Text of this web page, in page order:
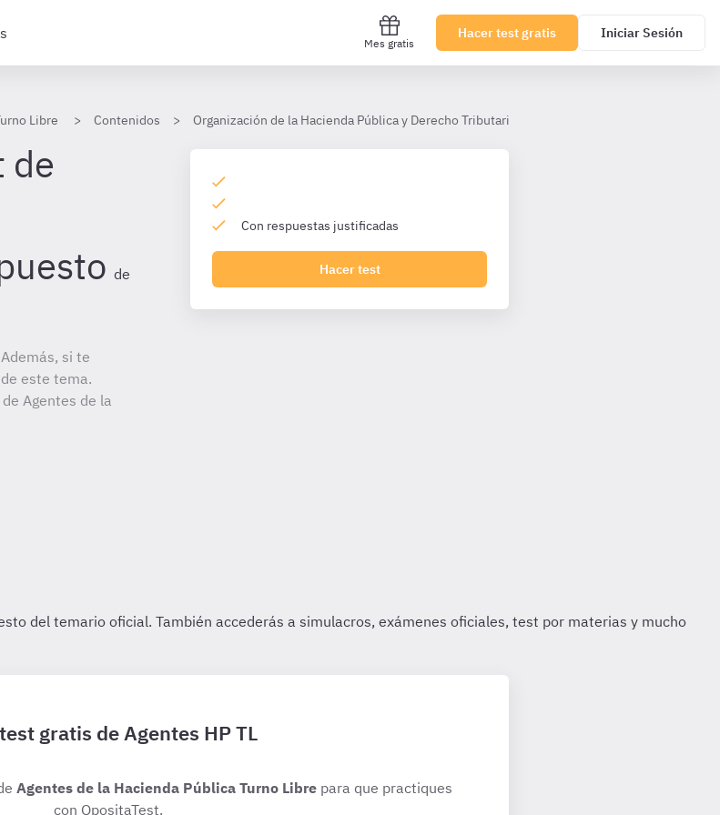
Mes gratis
Hacer test gratis Iniciar Sesión
Libre Contenidos Organización de la Hacienda Pública y Derecho Tributario AHP (TL)
de
de
si te
este tema.
Agentes de la
Con respuestas justificadas
Hacer test
gratis de Agentes HP TL
Agentes de la Hacienda Pública Turno Libre para que practiques
con OpositaTest.